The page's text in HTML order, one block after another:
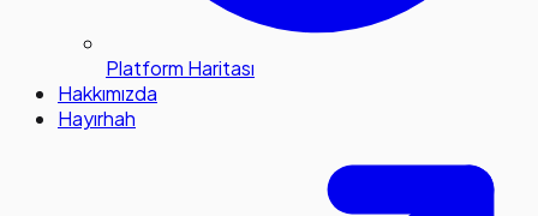
Platform Haritası
Hakkımızda
Hayırhah